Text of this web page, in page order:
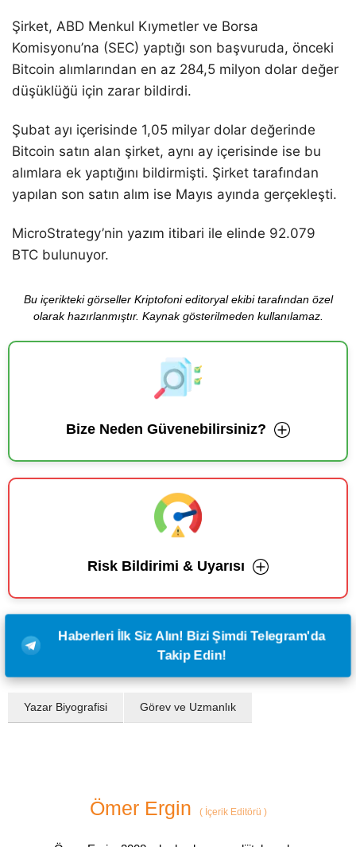
Şirket, ABD Menkul Kıymetler ve Borsa
Komisyonu’na (SEC) yaptığı son başvuruda, önceki
Bitcoin alımlarından en az 284,5 milyon dolar değer
düşüklüğü için zarar bildirdi.
Şubat ayı içerisinde 1,05 milyar dolar değerinde
Bitcoin satın alan şirket, aynı ay içerisinde ise bu
alımlara ek yaptığını bildirmişti. Şirket tarafından
yapılan son satın alım ise Mayıs ayında gerçekleşti.
MicroStrategy’nin yazım itibari ile elinde 92.079
BTC bulunuyor.
Bu içerikteki görseller Kriptofoni editoryal ekibi tarafından özel
olarak hazırlanmıştır. Kaynak gösterilmeden kullanılamaz.
Bize Neden Güvenebilirsiniz?
Risk Bildirimi & Uyarısı
Haberleri İlk Siz Alın! Bizi Şimdi Telegram'da
Takip Edin!
Yazar Biyografisi Görev ve Uzmanlık
Ömer Ergin (İçerik Editörü )